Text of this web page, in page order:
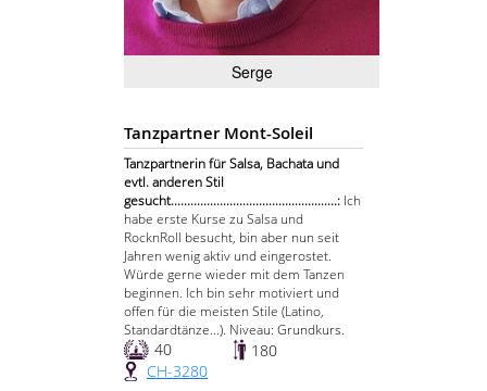
Serge
Tanzpartner Mont-Soleil
Tanzpartnerin für Salsa, Bachata und
evtl. anderen Stil
gesucht...................................................: Ich
habe erste Kurse zu Salsa und
RocknRoll besucht, bin aber nun seit
Jahren wenig aktiv und eingerostet.
Würde gerne wieder mit dem Tanzen
beginnen. Ich bin sehr motiviert und
offen für die meisten Stile (Latino,
Standardtänze...). Niveau: Grundkurs.
40
180
CH-3280